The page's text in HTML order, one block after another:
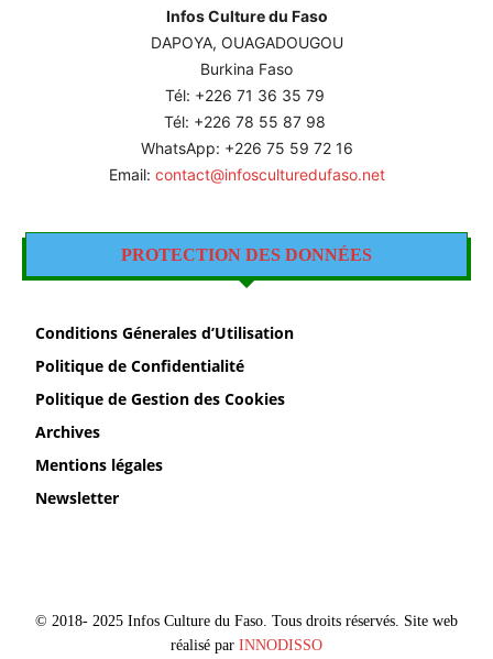
Infos Culture du Faso
DAPOYA, OUAGADOUGOU
Burkina Faso
Tél: +226 71 36 35 79
Tél: +226 78 55 87 98
WhatsApp: +226 75 59 72 16
Email: contact@infosculturedufaso.net
PROTECTION DES DONNÉES
Conditions Génerales d’Utilisation
Politique de Confidentialité
Politique de Gestion des Cookies
Archives
Mentions légales
Newsletter
© 2018- 2025 Infos Culture du Faso. Tous droits réservés. Site web
réalisé par INNODISSO